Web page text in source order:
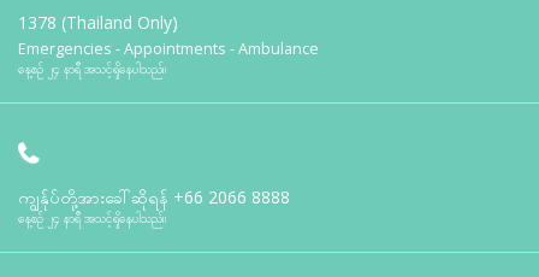
1378 (Thailand Only)
Emergencies - Appointments - Ambulance
နေ့စဉ် ၂၄ နာရီ အသင့်ရှိနေပါသည်။
ကျွန်ုပ်တို့အားခေါ်ဆိုရန် +66 2066 8888
နေ့စဉ် ၂၄ နာရီ အသင့်ရှိနေပါသည်။